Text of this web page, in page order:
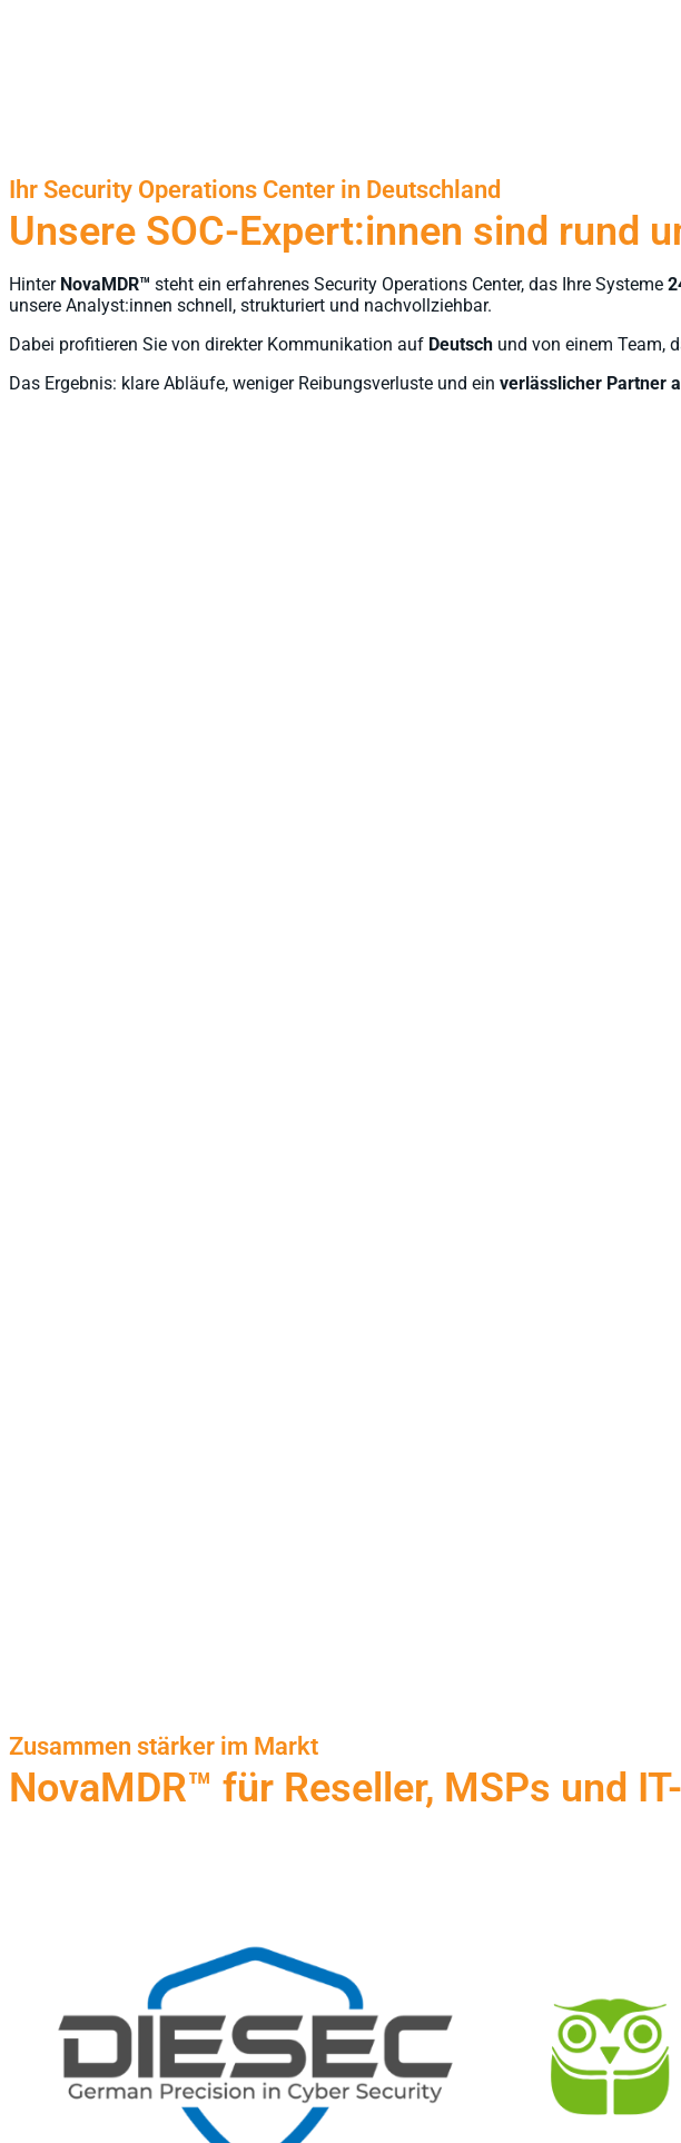
Ihr Security Operations Center in Deutschland
Unsere SOC-Expert:innen sind rund
Hinter NovaMDR™ steht ein erfahrenes Security Operations Center, das Ihre Systeme
unsere Analyst:innen schnell, strukturiert und nachvollziehbar.
Dabei profitieren Sie von direkter Kommunikation auf Deutsch und von einem Team,
Das Ergebnis: klare Abläufe, weniger Reibungsverluste und ein verlässlicher Partner
Zusammen stärker im Markt
NovaMDR™ für Reseller, MSPs und